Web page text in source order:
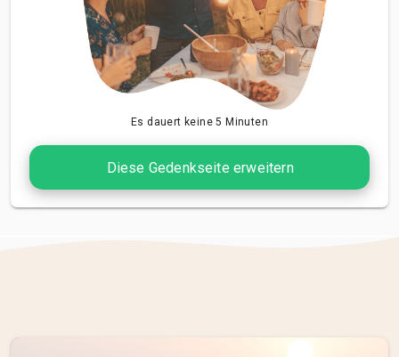
Es dauert keine 5 Minuten
Diese Gedenkseite erweitern